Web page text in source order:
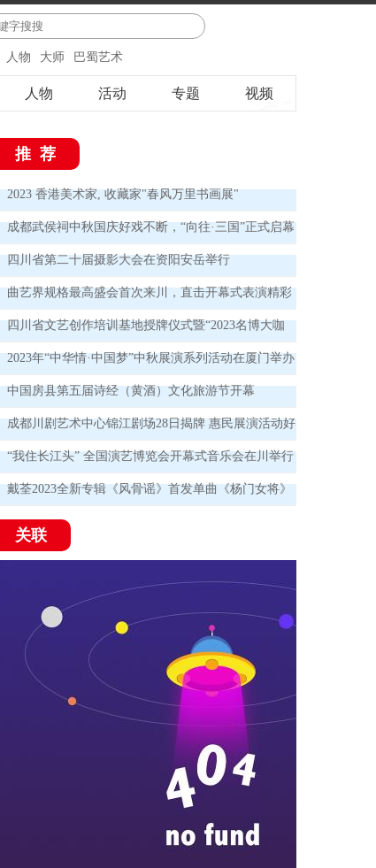
人物 大师 巴蜀艺术
人物 活动 专题 视频
推荐
2023 香港美术家, 收藏家"春风万里书画展"
成都武侯祠中秋国庆好戏不断，“向往·三国”正式启幕
四川省第二十届摄影大会在资阳安岳举行
曲艺界规格最高盛会首次来川，直击开幕式表演精彩
瞬间 欢声笑语讲述中国曲艺新故事
四川省文艺创作培训基地授牌仪式暨“2023名博大咖
德阳行”实践活动启动仪式举行
2023年“中华情·中国梦”中秋展演系列活动在厦门举办
中国房县第五届诗经（黄酒）文化旅游节开幕
成都川剧艺术中心锦江剧场28日揭牌 惠民展演活动好
戏连台！
“我住长江头” 全国演艺博览会开幕式音乐会在川举行
戴荃2023全新专辑《风骨谣》首发单曲《杨门女将》
为时代英雄喝彩
关联